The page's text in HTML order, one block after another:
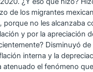
de los migrantes
porque no les alcanzaba
y por la apreciación
Disminuyó de
interna y la
atenuado el fenómeno